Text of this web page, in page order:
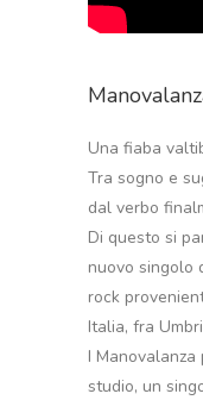
Una fiaba
Tra sogno e
dal verbo
Di questo si
nuovo singolo
rock
Italia, fra
I
studio, un